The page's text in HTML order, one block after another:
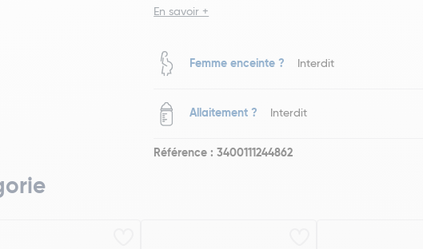
En savoir +
Femme enceinte ? Interdit
Allaitement ? Interdit
Référence : 3400111244862